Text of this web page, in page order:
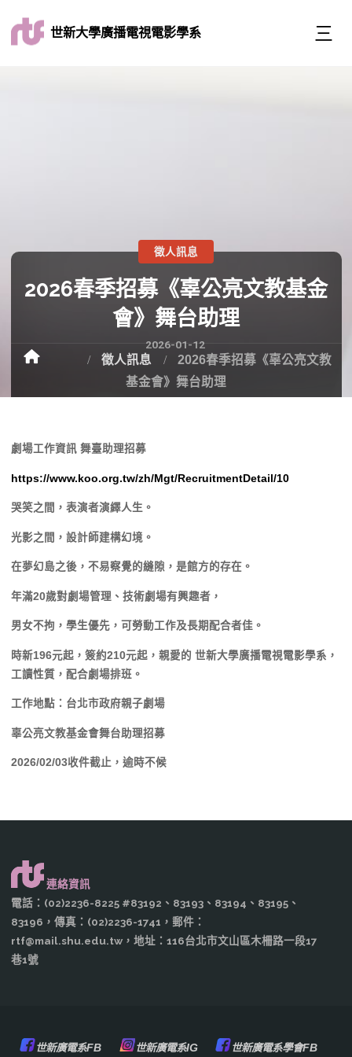
世新大學廣播電視電影學系
2026春季招募《辜公亮文教基金
會》舞台助理
2026-01-12
徵人訊息
徵人訊息
2026春季招募《辜公亮文教
基金會》舞台助理
劇場工作資訊 舞臺助理招募
https://www.koo.org.tw/zh/Mgt/RecruitmentDetail/10
哭笑之間，表演者演繹人生。
光影之間，設計師建構幻境。
在夢幻島之後，不易察覺的縫隙，是館方的存在。
年滿20歲對劇場管理、技術劇場有興趣者，
男女不拘，學生優先，可勞動工作及長期配合者佳。
時新196元起，簽約210元起，親愛的 世新大學廣播電視電影學系，
工讀性質，配合劇場排班。
工作地點：台北市政府親子劇場
辜公亮文教基金會舞台助理招募
2026/02/03收件截止，逾時不候
連絡資訊
電話：(02)2236-8225 #83192、83193、83194、83195、
83196，傳真：(02)2236-1741，郵件：
rtf@mail.shu.edu.tw，地址：116台北市文山區木柵路一段17
巷1號
世新廣電系FB 世新廣電系IG 世新廣電系學會FB